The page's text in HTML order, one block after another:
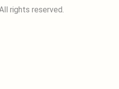
rights reserved.